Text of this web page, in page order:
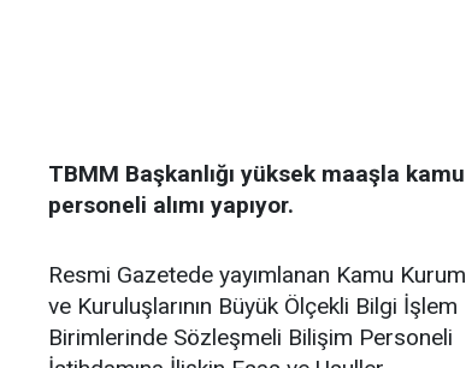
TBMM Başkanlığı yüksek maaşla kamu
personeli alımı yapıyor.
Resmi Gazetede yayımlanan Kamu Kurum
ve Kuruluşlarının Büyük Ölçekli Bilgi İşlem
Birimlerinde Sözleşmeli Bilişim Personeli